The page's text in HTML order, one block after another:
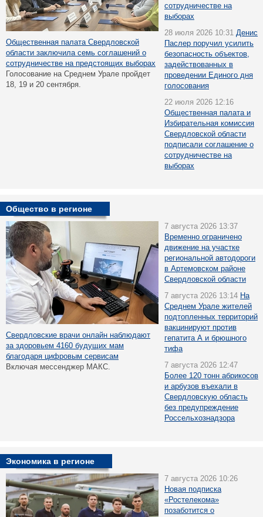
Общественная палата Свердловской
области заключила семь соглашений о
сотрудничестве на предстоящих выборах
Голосование на Среднем Урале пройдет
18, 19 и 20 сентября.
сотрудничестве на
выборах
28 июля 2026 10:31 Денис
Паслер поручил усилить
безопасность объектов,
задействованных в
проведении Единого дня
голосования
22 июля 2026 12:16
Общественная палата и
Избирательная комиссия
Свердловской области
подписали соглашение о
сотрудничестве на
выборах
Общество в регионе
Свердловские врачи онлайн наблюдают
за здоровьем 4160 будущих мам
благодаря цифровым сервисам
Включая мессенджер МАКС.
7 августа 2026 13:37
Временно ограничено
движение на участке
региональной автодороги
в Артемовском районе
Свердловской области
7 августа 2026 13:14 На
Среднем Урале жителей
подтопленных территорий
вакцинируют против
гепатита А и брюшного
тифа
7 августа 2026 12:47
Более 120 тонн абрикосов
и арбузов въехали в
Свердловскую область
без предупреждение
Россельхознадзора
Экономика в регионе
7 августа 2026 10:26
Новая подписка
«Ростелекома»
позаботится о